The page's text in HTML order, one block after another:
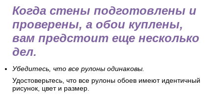
Перед поклейкой обоев
Когда стены подготовлены и
проверены, а обои куплены,
вам предстоит еще несколько
дел.